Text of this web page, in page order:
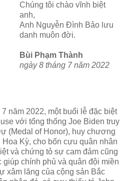
Chúng tôi chào vĩnh biệt
anh,
Anh Nguyễn Đình Bảo lưu
danh muôn đời.
Bùi Phạm Thành
ngày 8 tháng 7 năm 2022
năm 2022, một buổi lễ đặc biệt
với tổng thống Joe Biden truy
(Medal of Honor), huy chương
Kỳ, cho bốn cựu quân nhân
và chứng tỏ sự cam đảm cũng
giúp chính phủ và quân đội miền
xâm lăng của cộng sản Bắc